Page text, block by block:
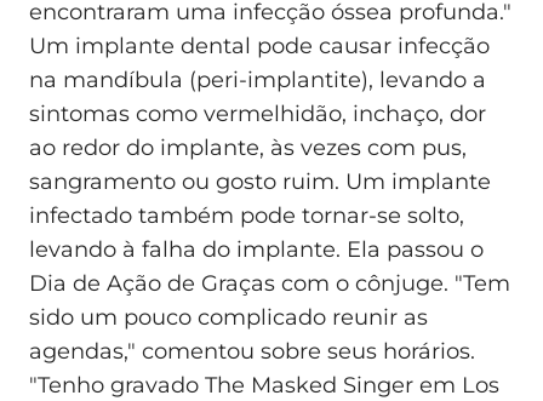
encontraram uma infecção óssea profunda."
Um implante dental pode causar infecção
na mandíbula (peri-implantite), levando a
sintomas como vermelhidão, inchaço, dor
ao redor do implante, às vezes com pus,
sangramento ou gosto ruim. Um implante
infectado também pode tornar-se solto,
levando à falha do implante. Ela passou o
Dia de Ação de Graças com o cônjuge. "Tem
sido um pouco complicado reunir as
agendas," comentou sobre seus horários.
"Tenho gravado The Masked Singer em Los